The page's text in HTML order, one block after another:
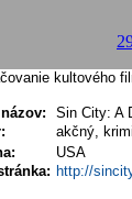
kultového
Sin City: A
akčný,
USA
http://